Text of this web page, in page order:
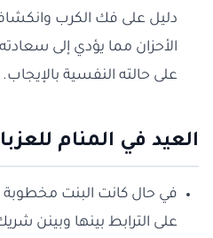
دليل على فك الكرب
الأحزان مما يؤدي إلى
على حالته النفسية بالإيجاب.
العيد في المنام
في حال كانت البنت مخطوبة
على الترابط بينها وبينن